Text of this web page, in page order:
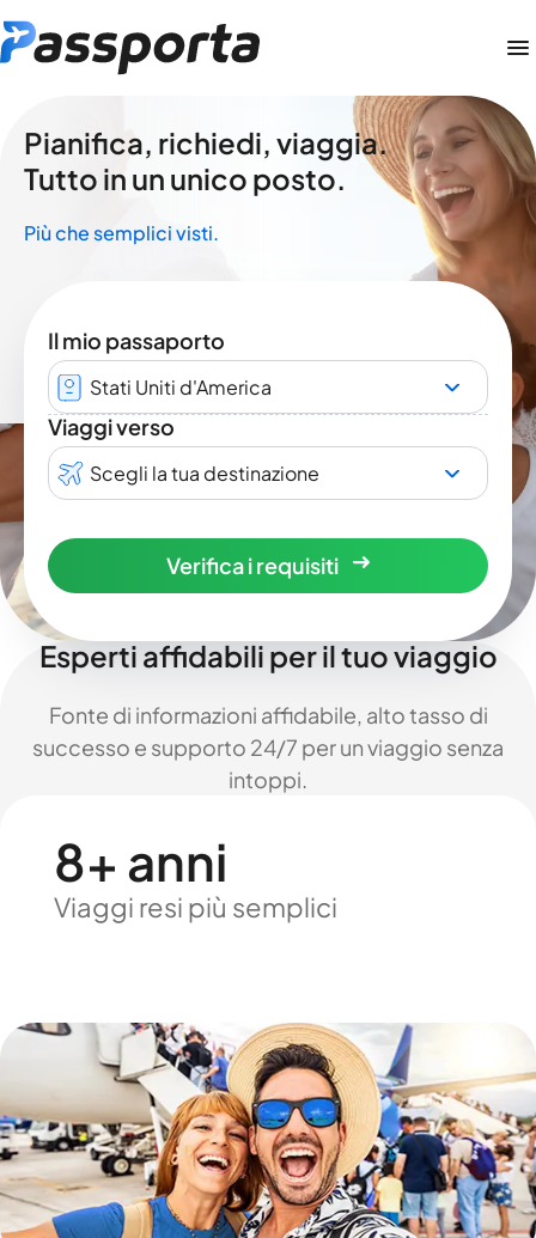
Pianifica, richiedi, viaggia.
Tutto in un unico posto.
Più che semplici visti.
Il mio passaporto
Stati Uniti d'America
Viaggi verso
Scegli la tua destinazione
Verifica i requisiti
Esperti affidabili per il tuo viaggio
Fonte di informazioni affidabile, alto tasso di
successo e supporto 24/7 per un viaggio senza
intoppi.
8+ anni
Viaggi resi più semplici